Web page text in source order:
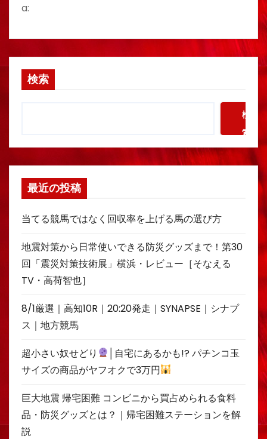
a:
検索
検
索
最近の投稿
当てる競馬ではなく回収率を上げる馬の選び方
地震対策から日常使いできる防災グッズまで！第30
回「震災対策技術展」横浜・レビュー［そなえる
TV・高荷智也］
8/1厳選｜高知10R｜20:20発走｜SYNAPSE｜シナプ
ス｜地方競馬
超小さい奴せどり
│自宅にあるかも!? パチンコ玉
サイズの商品がヤフオクで3万円
巨大地震 帰宅困難 コンビニから買占められる食料
品・防災グッズとは？｜帰宅困難ステーションを解
説